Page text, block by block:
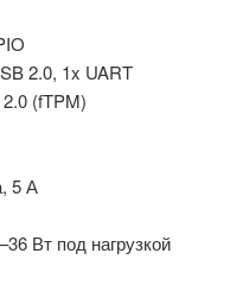
2.0, 1x UART
(fTPM)
5 А
Вт под нагрузкой